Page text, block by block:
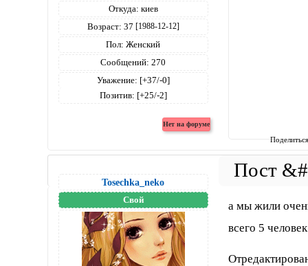
Откуда: киев
Возраст: 37 [1988-12-12]
Пол: Женский
Сообщений: 270
Уважение: [+37/-0]
Позитив: [+25/-2]
Tosechka_neko
Свой
а мы жили
всего 5